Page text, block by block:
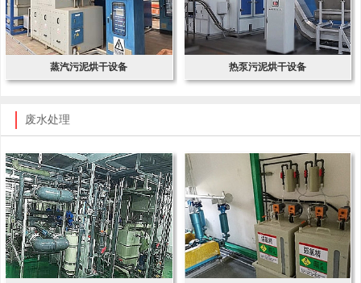
蒸汽污泥烘干设备 热泵污泥烘干设备
废水处理